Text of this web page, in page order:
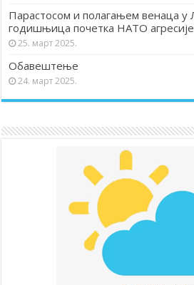
Парастосом и полагањем венаца у
годишњица почетка НАТО агресије
25. март 2025.
Обавештење
24. март 2025.